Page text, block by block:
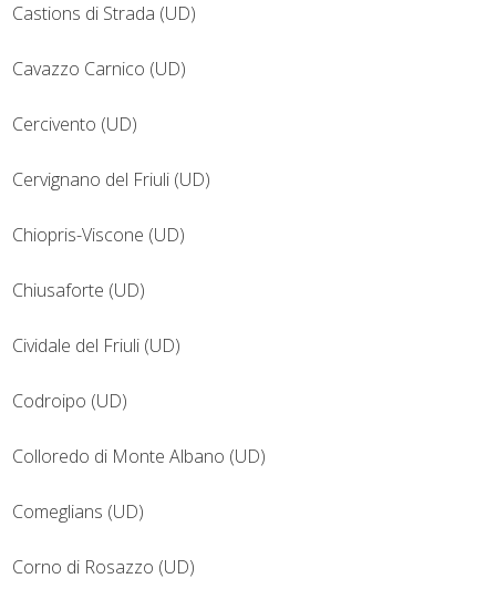
Castions di Strada (UD)
Cavazzo Carnico (UD)
Cercivento (UD)
Cervignano del Friuli (UD)
Chiopris-Viscone (UD)
Chiusaforte (UD)
Cividale del Friuli (UD)
Codroipo (UD)
Colloredo di Monte Albano (UD)
Comeglians (UD)
Corno di Rosazzo (UD)